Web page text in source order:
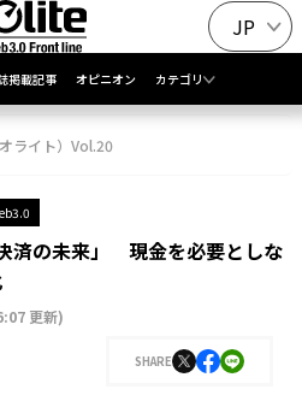
JP
掲載記事 オピニオン カテゴリ
ライト）Vol.20
済の未来」 現金を必要としな
更新)
SHARE